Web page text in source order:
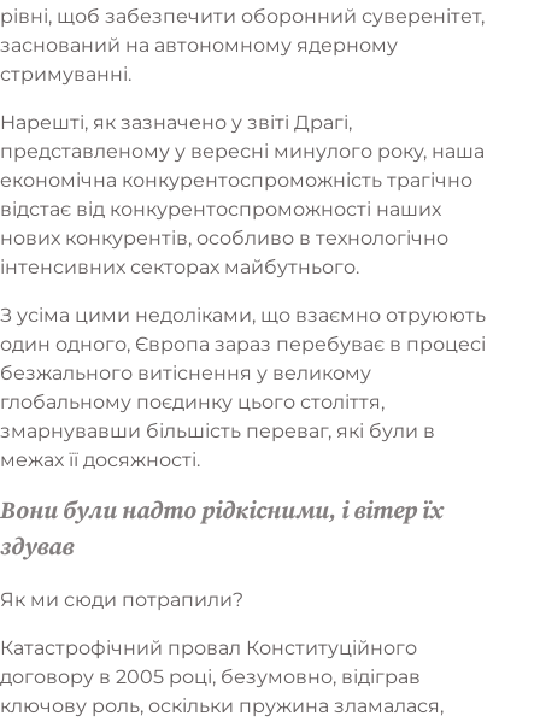
рівні, щоб забезпечити оборонний суверенітет,
заснований на автономному ядерному
стримуванні.
Нарешті, як зазначено у звіті Драгі,
представленому у вересні минулого року, наша
економічна конкурентоспроможність трагічно
відстає від конкурентоспроможності наших
нових конкурентів, особливо в технологічно
інтенсивних секторах майбутнього.
З усіма цими недоліками, що взаємно отруюють
один одного, Європа зараз перебуває в процесі
безжального витіснення у великому
глобальному поєдинку цього століття,
змарнувавши більшість переваг, які були в
межах її досяжності.
Вони були надто рідкісними, і вітер їх
здував
Як ми сюди потрапили?
Катастрофічний провал Конституційного
договору в 2005 році, безумовно, відіграв
ключову роль, оскільки пружина зламалася,